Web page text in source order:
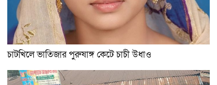
চাটখিলে ভাতিজার পুরুষাঙ্গ কেটে চাচী উধাও